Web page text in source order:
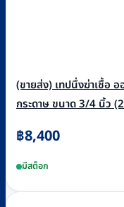
(ขายส่ง) เทปนึ่งฆ่าเชื้อ
กระดาษ ขนาด 3/4 นิ้ว
฿8,400
มีสต็อก